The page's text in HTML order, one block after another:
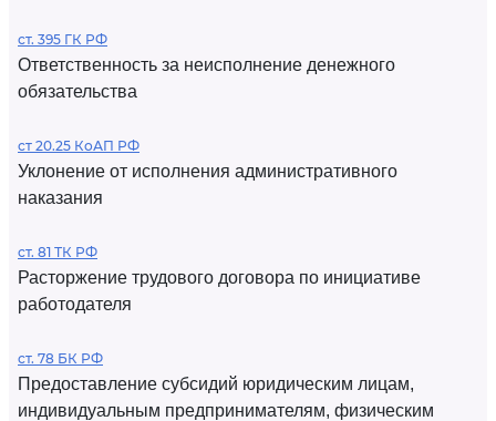
ст. 395 ГК РФ
Ответственность за неисполнение денежного
обязательства
ст 20.25 КоАП РФ
Уклонение от исполнения административного
наказания
ст. 81 ТК РФ
Расторжение трудового договора по инициативе
работодателя
ст. 78 БК РФ
Предоставление субсидий юридическим лицам,
индивидуальным предпринимателям, физическим